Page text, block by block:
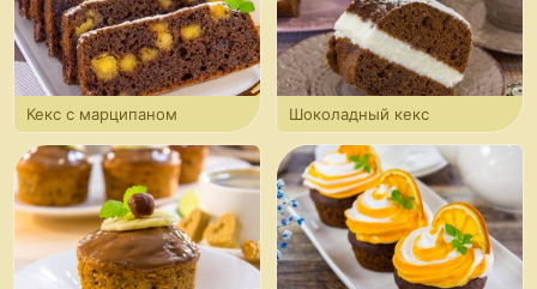
Кекс с марципаном
и клюквой
Шоколадный кекс
с творожным кремом